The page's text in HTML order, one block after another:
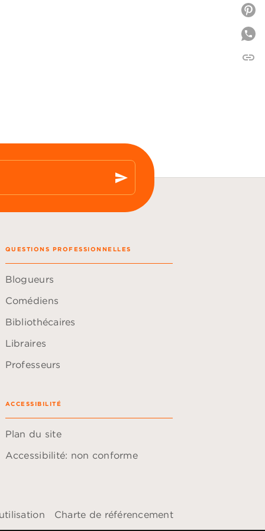
link
send
QUESTIONS PROFESSIONNELLES
Blogueurs
Comédiens
Bibliothécaires
Libraires
Professeurs
ACCESSIBILITÉ
Plan du site
Accessibilité: non conforme
Charte de référencement